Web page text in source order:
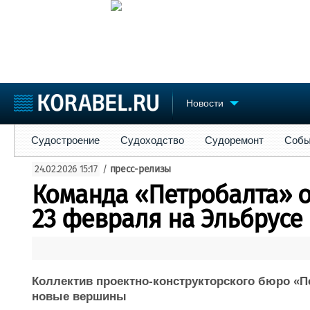
Новости
Судостроение
Пульс
Новости
Компании
Репутация
Журнал
Реклама
Торговая площадка
Доска объявлений
Продажа флота
Оборудование
Изделия
Личности
Судостроение Судоходство Судоремонт
24.02.2026 15:17 / пресс-релизы
Команда «Петробалта»
23 февраля на Эльбрусе
Коллектив проектно-конструкторского бюро
новые вершины